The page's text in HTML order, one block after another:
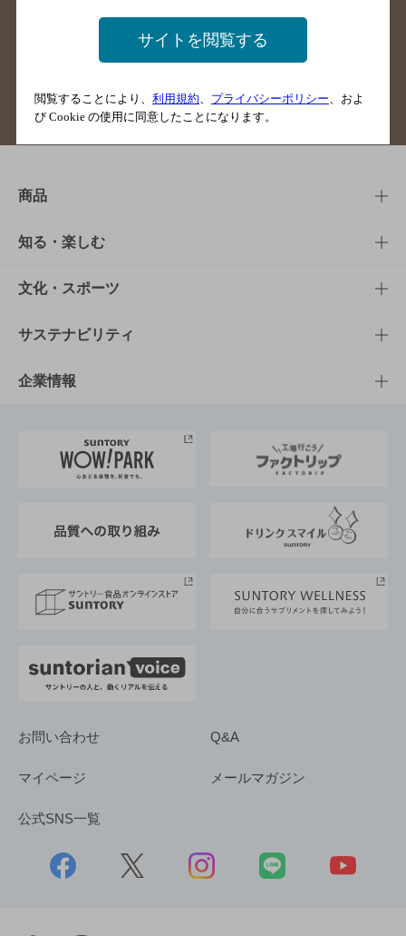
掲載店舗様ログイン
サイトマップ ご意見・ご感想
商品
商品TOP
商品一覧
商品発売情報
栄養成分一覧
知る・楽しむ
知る・楽しむTOP
キャンペーン
工場見学
地域情報
文化・スポーツ
文化・スポーツTOP
サントリーホール
サントリーサンバーズ大阪
サステナビリティ
サステナビリティTOP
サントリーが考えるサステナビリティ経営
企業情報
企業概要
採用情報
お問い合わせ Q&A
マイページ メールマガジン
公式SNS一覧
サイトを閲覧する
閲覧することにより、 利用規約 プライバシーポリシー 、およ
び Cookie の使用に同意したことになります。